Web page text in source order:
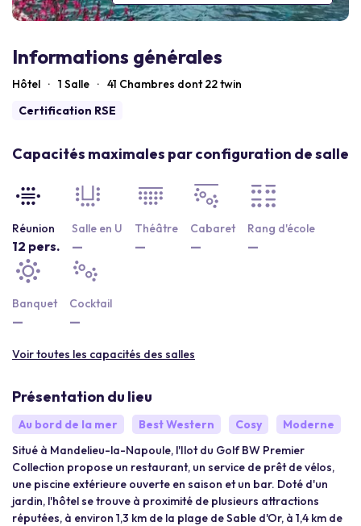
Informations générales
Hôtel · 1 Salle · 41 Chambres dont 22 twin
Certification RSE
Capacités maximales par configuration de salle
Réunion
12 pers.
Salle en U
—
Théâtre
—
Cabaret
—
Rang d'école
—
Banquet
—
Cocktail
—
Voir toutes les capacités des salles
Présentation du lieu
Au bord de la mer Best Western Cosy
Moderne
Situé à Mandelieu-la-Napoule, l'Ilot du Golf BW Premier
Collection propose un restaurant, un service de prêt de vélos,
une piscine extérieure ouverte en saison et un bar. Doté d'un
jardin, l'hôtel se trouve à proximité de plusieurs attractions
réputées, à environ 1,3 km de la plage de Sable d'Or, à 1,4 km de